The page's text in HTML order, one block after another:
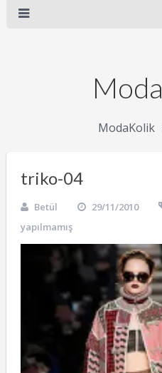
ModaKolik
triko-04
Betül 29/11/2010
yapılmamış